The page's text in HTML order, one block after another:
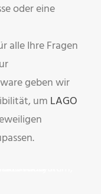
oder eine
alle Ihre Fragen
geben wir
um LAGO